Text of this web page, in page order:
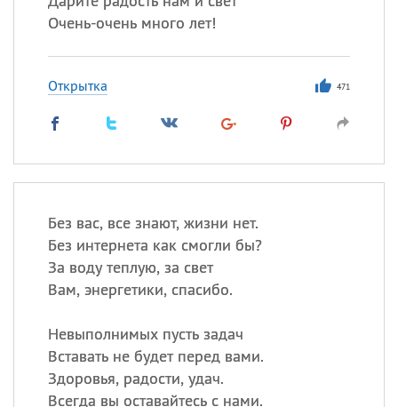
Очень-очень много лет!
Открытка 471
Без вас, все знают, жизни нет.
Без интернета как смогли бы?
За воду теплую, за свет
Вам, энергетики, спасибо.
Невыполнимых пусть задач
Вставать не будет перед вами.
Здоровья, радости, удач.
Всегда вы оставайтесь с нами.
Посмотреть значениеи